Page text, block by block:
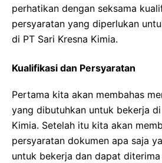
perhatikan dengan seksama
persyaratan yang diperlukan
di PT Sari Kresna Kimia.
Kualifikasi dan Persyaratan
Pertama kita akan membahas
yang dibutuhkan untuk bekerja di
Kimia. Setelah itu kita akan
persyaratan dokumen apa saja
untuk bekerja dan dapat diterima